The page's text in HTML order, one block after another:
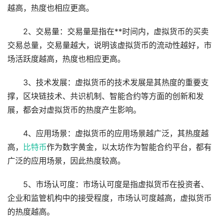
越高，热度也相应更高。
2、交易量：交易量是指在**时间内，虚拟货币的买卖
交易总量，交易量越大，说明该虚拟货币的流动性越好，市
场活跃度越高，热度也相应更高。
3、技术发展：虚拟货币的技术发展是其热度的重要支
撑，区块链技术、共识机制、智能合约等方面的创新和发
展，都会对虚拟货币的热度产生影响。
4、应用场景：虚拟货币的应用场景越广泛，其热度越
高，
比特币作为数字黄金，以太坊作为智能合约平台，都有
广泛的应用场景，因此热度较高。
5、市场认可度：市场认可度是指虚拟货币在投资者、
企业和监管机构中的接受程度，市场认可度越高，虚拟货币
的热度越高。